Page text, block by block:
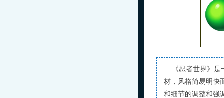
《忍者世界》是
材，风格简易明快
和细节的调整和强